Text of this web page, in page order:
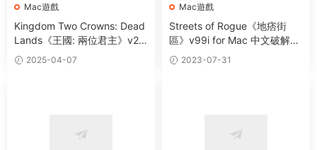
Mac遊戲
Kingdom Two Crowns: Dead
Lands《王國: 兩位君主》v2.1.
3 for Mac 中文破解版 獨立冒
險策略遊戲
2025-04-07
Mac遊戲
Streets of Rogue《地痞街
區》v99i for Mac 中文破解版
獨立冒險像素類遊戲
2023-07-31